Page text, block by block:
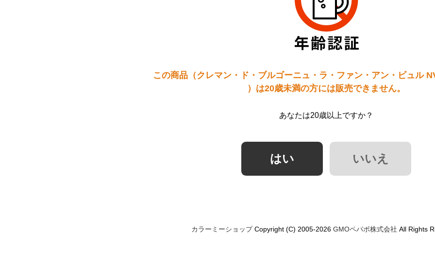
この商品（クレマン・ド・ブルゴーニュ・ラ・ファン・アン・ビュル
）は20歳未満の方には販売できません。
あなたは20歳以上ですか？
カラーミーショップCopyright (C) 2005-2026 GMOペパボ株式会社 All Rights